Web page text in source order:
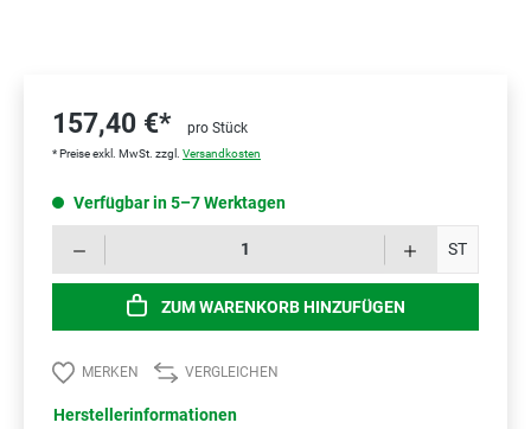
157,40 €* pro Stück
* Preise exkl. MwSt. zzgl. Versandkosten
Verfügbar in 5–7 Werktagen
ST
ZUM WARENKORB HINZUFÜGEN
MERKEN VERGLEICHEN
Herstellerinformationen